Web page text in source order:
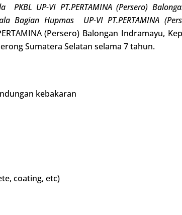
UP-VI PT.PERTAMINA (Persero)
Bagian Hupmas UP-VI PT.PERTAMINA
(Persero) Balongan Indramayu,
Sumatera Selatan selama 7 tahun.
kebakaran
coating, etc)